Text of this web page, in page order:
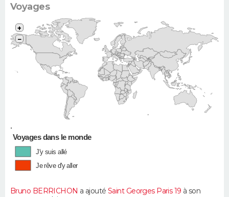
Voyages
•
+
−
Voyages dans le monde
J'y suis allé
Je rêve d'y aller
Bruno BERRICHON a ajoutéSaint Georges Paris 19 à son